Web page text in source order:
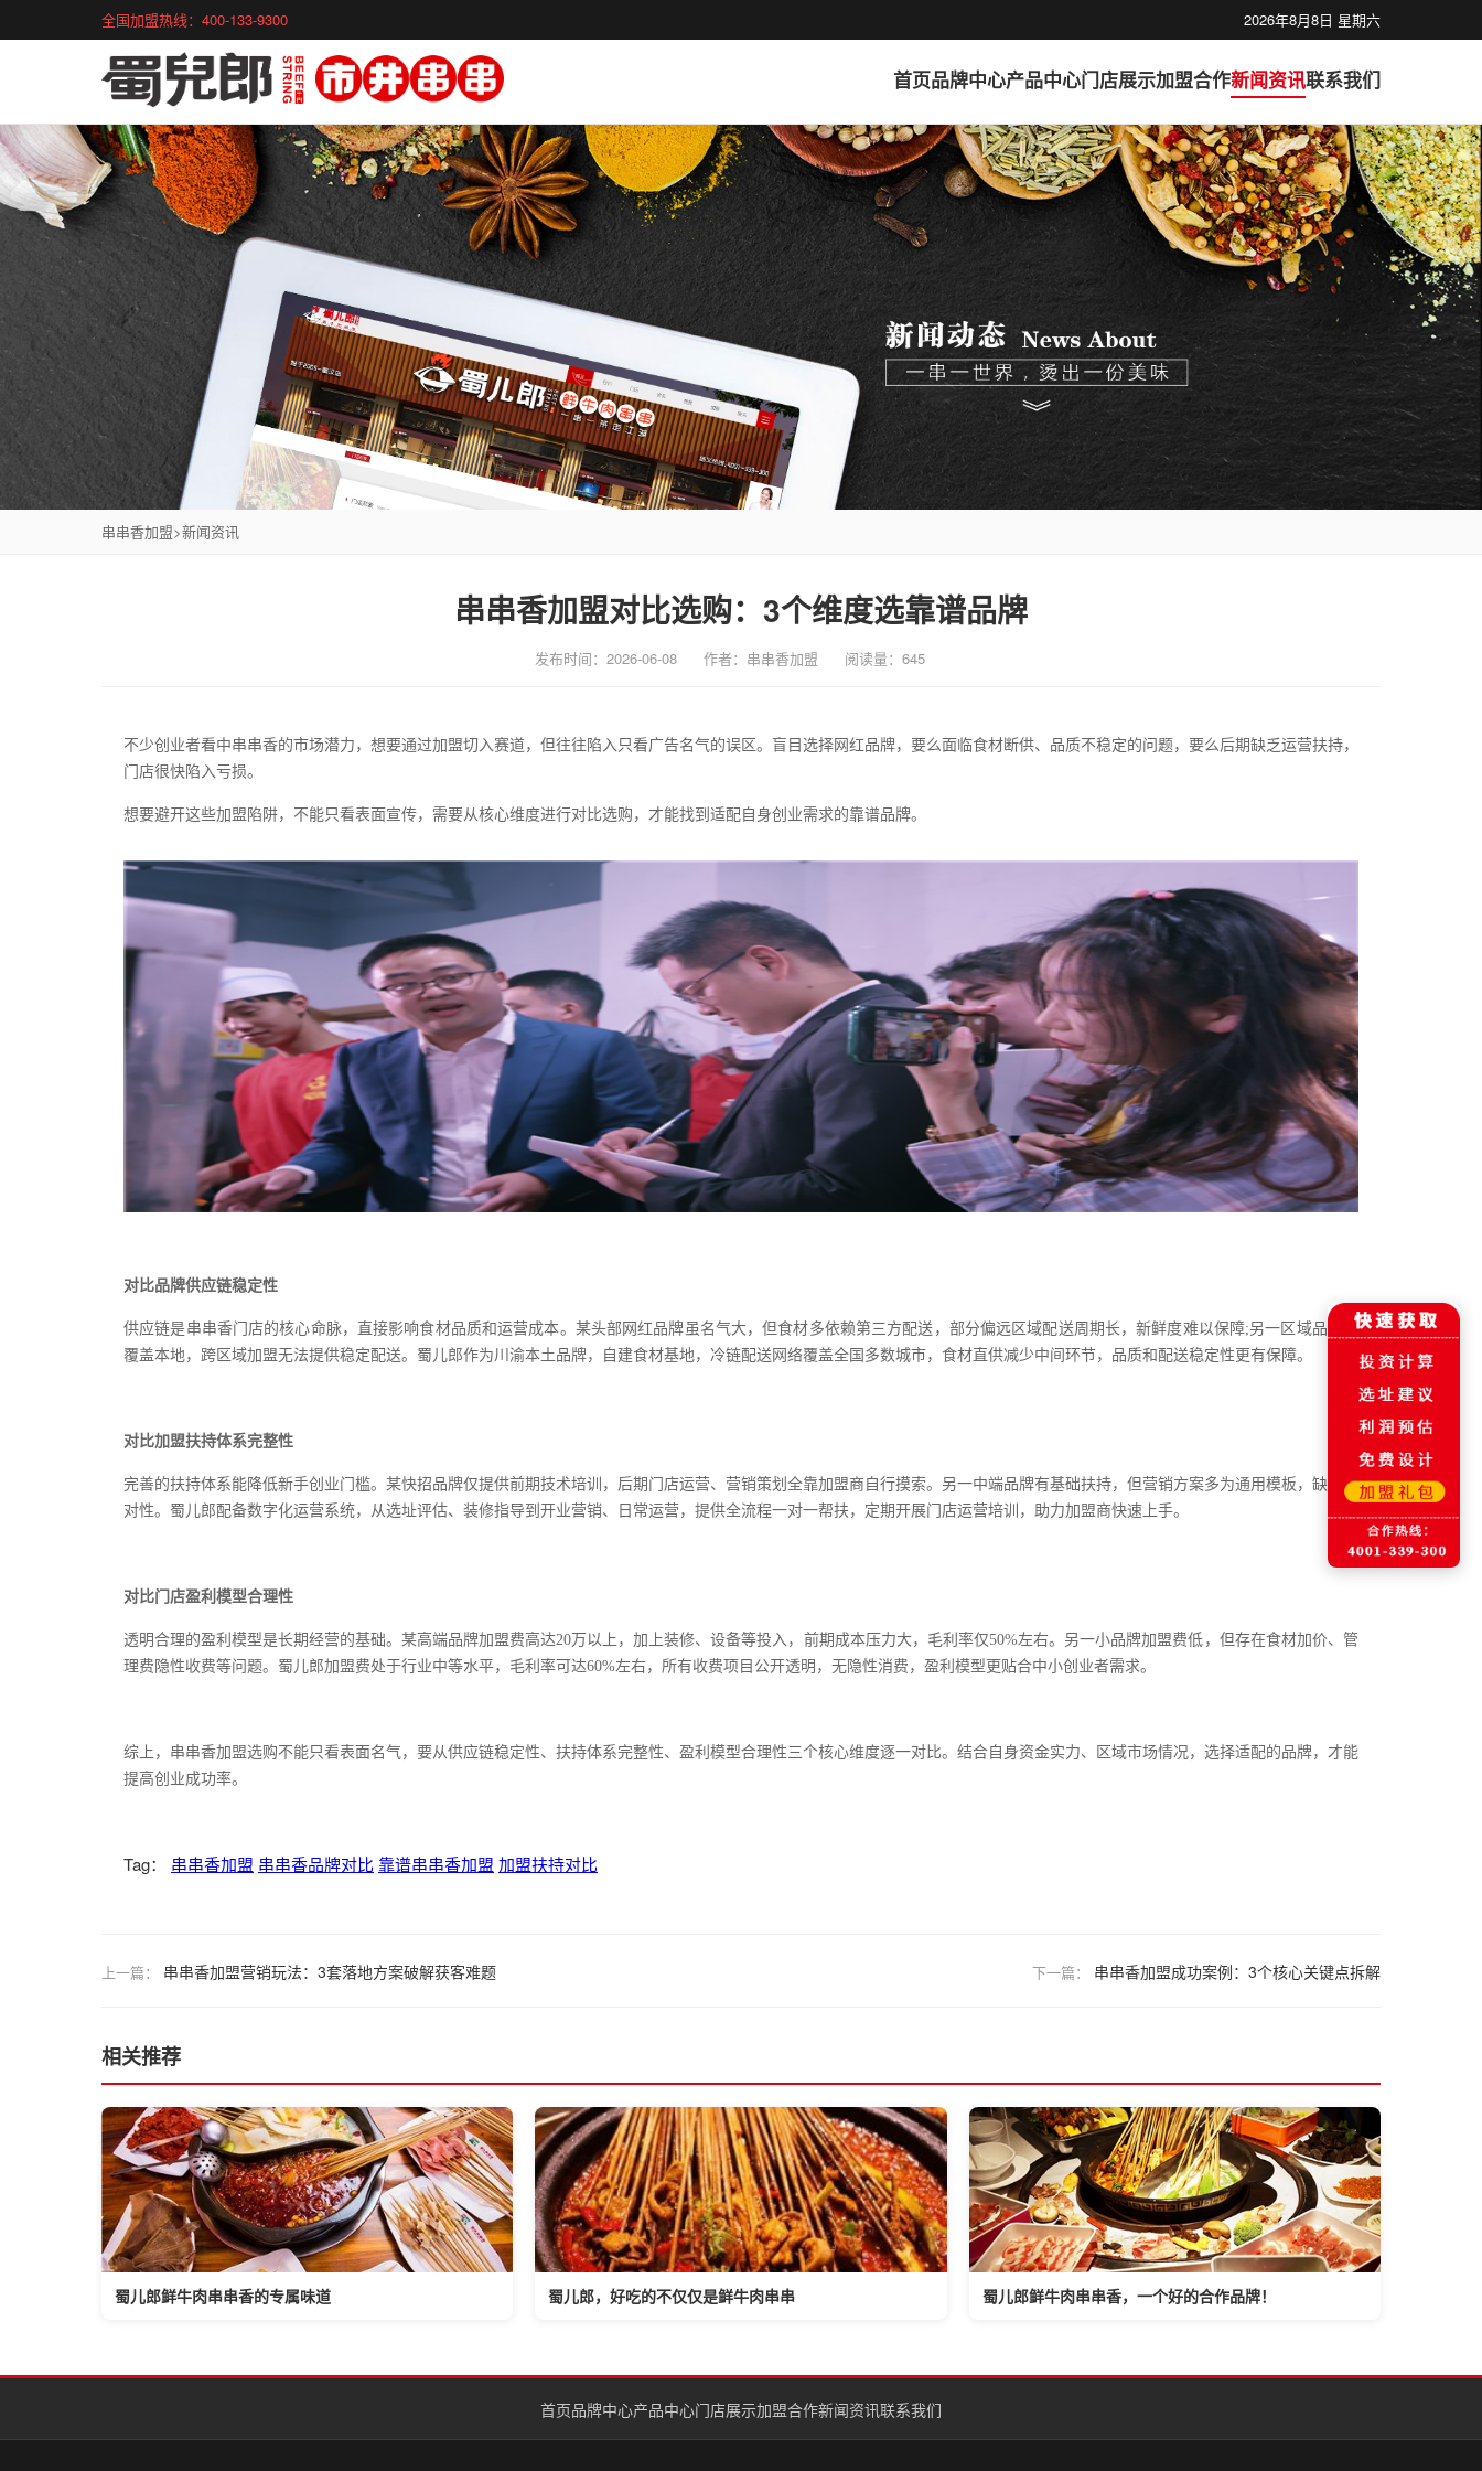
全国加盟热线：400-133-9300 2026年8月8日 星期六
首页品牌中心产品中心门店展示加盟合作新闻资讯联系我们
串串香加盟>新闻资讯
串串香加盟对比选购：3个维度选靠谱品牌
发布时间：2026-06-08 作者：串串香加盟 阅读量： 645
不少创业者看中串串香的市场潜力，想要通过加盟切入赛道，但往往陷入只看广告名气的误区。盲目选择网红品牌，要么面临食材断供、品质不稳定的问题，要么后期缺乏运营扶持，
门店很快陷入亏损。
想要避开这些加盟陷阱，不能只看表面宣传，需要从核心维度进行对比选购，才能找到适配自身创业需求的靠谱品牌。
对比品牌供应链稳定性
供应链是串串香门店的核心命脉，直接影响食材品质和运营成本。某头部网红品牌虽名气大，但食材多依赖第三方配送，部分偏远区域配送周期长，新鲜度难以保障;另一区域品牌仅
覆盖本地，跨区域加盟无法提供稳定配送。 蜀儿郎作为川渝本土品牌，自建食材基地，冷链配送网络覆盖全国多数城市，食材直供减少中间环节，品质和配送稳定性更有保障。
对比加盟扶持体系完整性
完善的扶持体系能降低新手创业门槛。某快招品牌仅提供前期技术培训，后期门店运营、营销策划全靠加盟商自行摸索。 另一中端品牌有基础扶持，但营销方案多为通用模板，缺乏针
对性。 蜀儿郎配备数字化运营系统，从选址评估、装修指导到开业营销、日常运营，提供全流程一对一帮扶，定期开展门店运营培训，助力加盟商快速上手。
对比门店盈利模型合理性
透明合理的盈利模型是长期经营的基础。某高端品牌加盟费高达20万以上，加上装修、设备等投入，前期成本压力大，毛利率仅50%左右。 另一小品牌加盟费低，但存在食材加价、管
理费隐性收费等问题。 蜀儿郎加盟费处于行业中等水平，毛利率可达60%左右，所有收费项目公开透明，无隐性消费，盈利模型更贴合中小创业者需求。
综上，串串香加盟选购不能只看表面名气，要从供应链稳定性、扶持体系完整性、盈利模型合理性三个核心维度逐一对比。结合自身资金实力、区域市场情况，选择适配的品牌，才能
提高创业成功率。
Tag： 串串香加盟 串串香品牌对比 靠谱串串香加盟 加盟扶持对比
上一篇： 串串香加盟营销玩法：3套落地方案破解获客难题 下一篇： 串串香加盟成功案例：3个核心关键点拆解
相关推荐
蜀儿郎鲜牛肉串串香的专属味道 蜀儿郎，好吃的不仅仅是鲜牛肉串串 蜀儿郎鲜牛肉串串香，一个好的合作品牌！
首页品牌中心产品中心门店展示加盟合作新闻资讯联系我们